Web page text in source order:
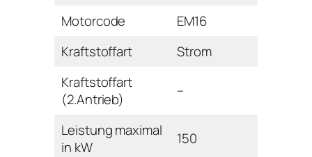
Motorcode
EM16
Kraftstoffart
Strom
Kraftstoffart
(2.Antrieb)
–
Leistung maximal
in kW
150